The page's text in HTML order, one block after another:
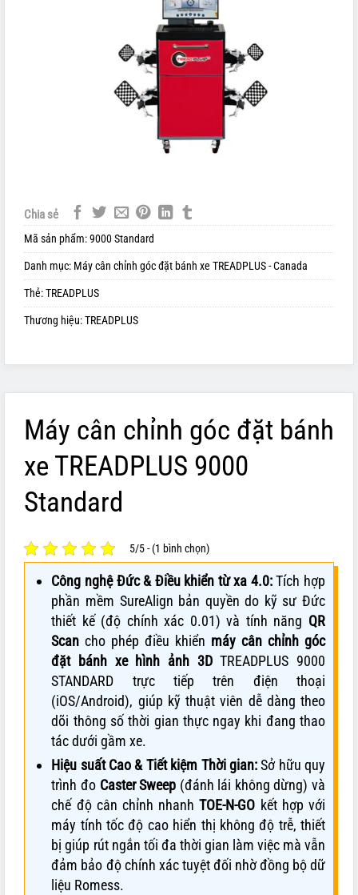
Chia sẻ
Mã sản phẩm:9000 Standard
Danh mục: Máy cân chỉnh góc đặt bánh xe TREADPLUS - Canada
Thẻ:TREADPLUS
Thương hiệu:TREADPLUS
Máy cân chỉnh góc đặt bánh
xe TREADPLUS 9000
Standard
5/5 - (1 bình chọn)
Công nghệ Đức & Điều khiển từ xa 4.0:Tích hợp
phần mềm SureAlign bản quyền do kỹ sư Đức
thiết kế (độ chính xác 0.01) và tính năng QR
Scan cho phép điều khiển máy cân chỉnh góc
đặt bánh xe hình ảnh 3DTREADPLUS 9000
STANDARD trực tiếp trên điện thoại
(iOS/Android), giúp kỹ thuật viên dễ dàng theo
dõi thông số thời gian thực ngay khi đang thao
tác dưới gầm xe.
Hiệu suất Cao & Tiết kiệm Thời gian:Sở hữu quy
trình đo Caster Sweep (đánh lái không dừng) và
chế độ cân chỉnh nhanhTOE-N-GO kết hợp với
máy tính tốc độ cao hiển thị không độ trễ, thiết
bị giúp rút ngắn tối đa thời gian làm việc mà vẫn
đảm bảo độ chính xác tuyệt đối nhờ đồng bộ dữ
liệu Romess.